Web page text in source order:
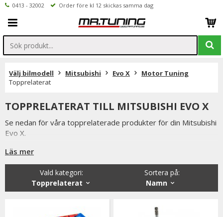
0413 - 32002 Order före kl 12 skickas samma dag
Välj bilmodell Mitsubishi Evo X
Motor Tuning
Topprelaterat
TOPPRELATERAT TILL MITSUBISHI EVO X
Se nedan för våra topprelaterade produkter för din Mitsubishi
Evo X.
Produkter som toppbultar, ventiler, lyftare ARP toppbultar
Är du tveksamt på vilken variant du ska välja är du alltid
välkommen att kontakta oss för rådgivning.
Läs mer
Sortera på:
Namn
Vald kategori:
Topprelaterat